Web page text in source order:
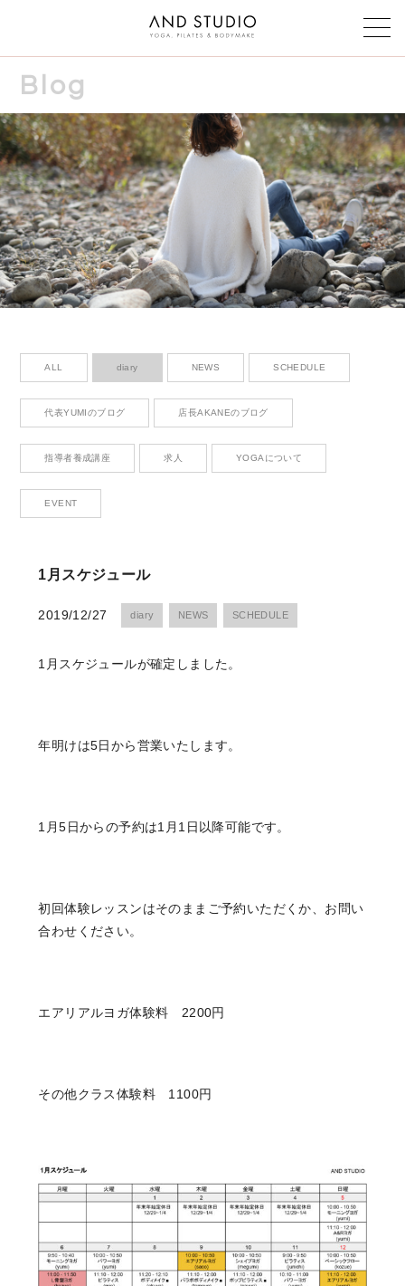
Class & instructor
Schedule スケジュール
Reservation 予約
Voice お客様の声
Blog & News
Contact お問い合わせ
CONTACT
お問い合わせ
ご予約はこちら
Blog
ALL diary NEWS SCHEDULE
代表YUMIのブログ 店長AKANEのブログ
指導者養成講座 求人 YOGAについて
EVENT
1月スケジュール
2019/12/27 diary NEWS SCHEDULE
1月スケジュールが確定しました。
年明けは5日から営業いたします。
1月5日からの予約は1月1日以降可能です。
初回体験レッスンはそのままご予約いただくか、お問い
合わせください。
エアリアルヨガ体験料 2200円
その他クラス体験料 1100円